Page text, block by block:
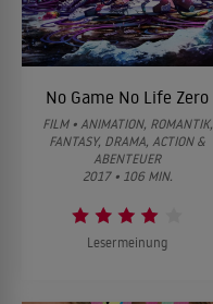
No Game No Life Zero
FILM • ANIMATION, ROMANTIK,
FANTASY, DRAMA, ACTION &
ABENTEUER
2017 • 106 MIN.
Lesermeinung